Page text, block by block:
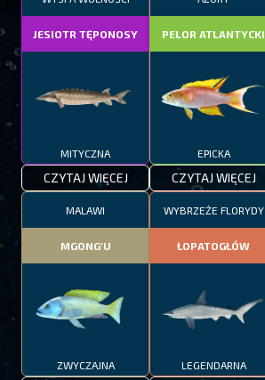
JESIOTR TĘPONOSY
MITYCZNA
CZYTAJ WIĘCEJ
PELOR ATLANTYCKI
EPICKA
CZYTAJ WIĘCEJ
MALAWI
MGONG'U
ZWYCZAJNA
WYBRZEŻE FLORYDY
ŁOPATOGŁÓW
LEGENDARNA